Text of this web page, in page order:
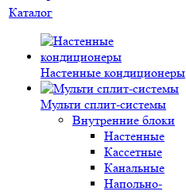
Каталог
Настенные кондиционеры
Мульти сплит-системы
Внутренние блоки
Настенные
Кассетные
Канальные
Напольно-